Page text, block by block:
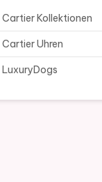
Cartier Kollektionen
Cartier Uhren
LuxuryDogs